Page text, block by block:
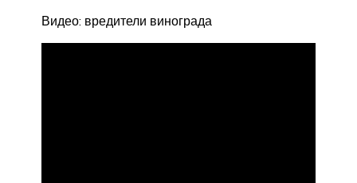
Видео: вредители винограда